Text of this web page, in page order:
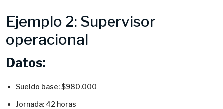
Ejemplo 2: Supervisor
operacional
Datos:
Sueldo base: $980.000
Jornada: 42 horas